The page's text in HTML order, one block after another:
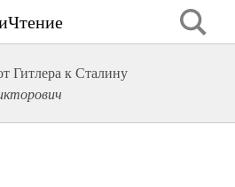
Гитлера к Сталину